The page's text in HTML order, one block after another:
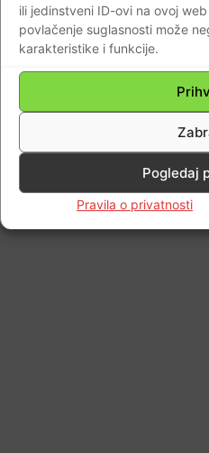
ili jedinstveni ID-ovi na ovoj
povlačenje suglasnosti može
karakteristike i funkcije.
Pogledaj
Pravila o privatnosti
Impressum Kontaktirajte
© Newspaper